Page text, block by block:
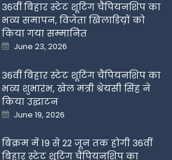
36वीं बिहार स्टेट शूटिंग चैंपियनशिप का
भव्य समापन, विजेता खिलाडिय़ों को
किया गया सम्मानित
Posted
on
June 23, 2026
36वीं बिहार स्टेट शूटिंग चैंपियनशिप का
भव्य शुभारंभ, खेल मंत्री श्रेयसी सिंह ने
किया उद्घाटन
Posted
on
June 19, 2026
बिक्रम में 19 से 22 जून तक होगी 36वीं
बिहार स्टेट शूटिंग चैंपियनशिप का